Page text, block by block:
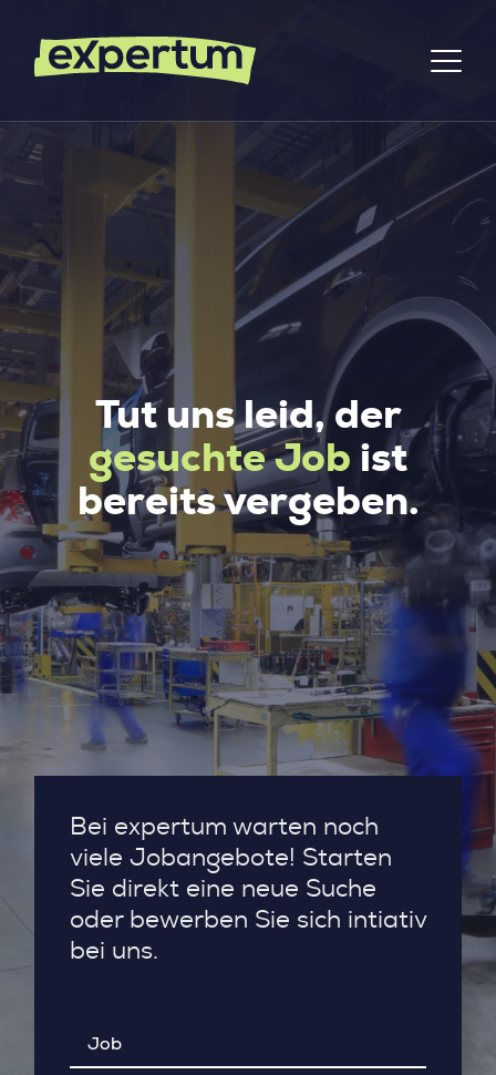
Tut uns leid, der
gesuchte Job ist
bereits vergeben.
Bei expertum warten noch
viele Jobangebote! Starten
Sie direkt eine neue Suche
oder bewerben Sie sich intiativ
bei uns.